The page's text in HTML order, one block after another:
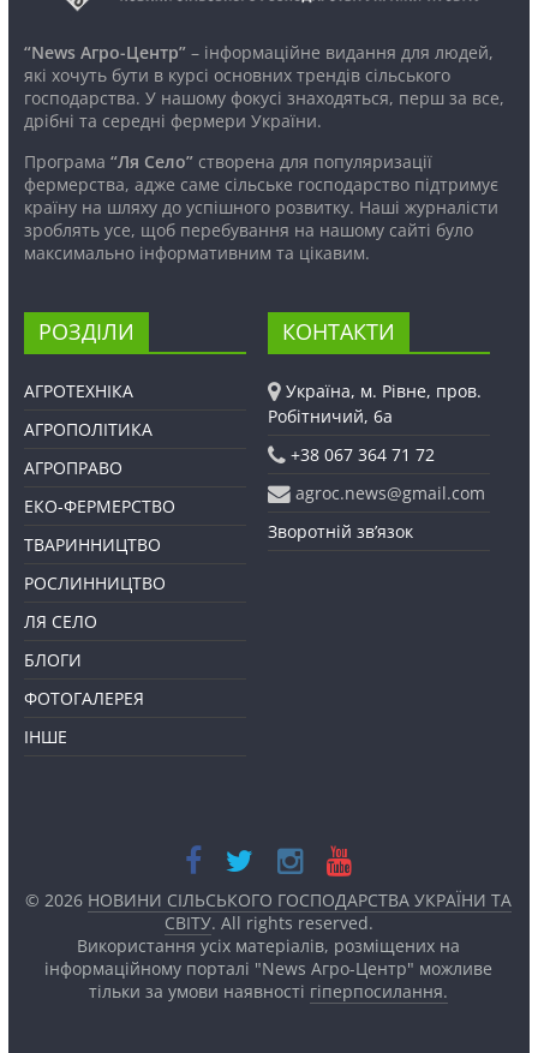
“News Агро-Центр”– інформаційне видання для людей,
які хочуть бути в курсі основних трендів сільського
господарства. У нашому фокусі знаходяться, перш за все,
дрібні та середні фермери України.
Програма “Ля Село”створена для популяризації
фермерства, адже саме сільське господарство підтримує
країну на шляху до успішного розвитку. Наші журналісти
зроблять усе, щоб перебування на нашому сайті було
максимально інформативним та цікавим.
РОЗДІЛИ
АГРОТЕХНІКА
АГРОПОЛІТИКА
АГРОПРАВО
ЕКО-ФЕРМЕРСТВО
ТВАРИННИЦТВО
РОСЛИННИЦТВО
ЛЯ СЕЛО
БЛОГИ
ФОТОГАЛЕРЕЯ
ІНШЕ
КОНТАКТИ
Україна, м. Рівне, пров.
Робітничий, 6а
+38 067 364 71 72
agroc.news@gmail.com
Зворотній зв’язок
© 2026 НОВИНИ СІЛЬСЬКОГО ГОСПОДАРСТВА УКРАЇНИ ТА
СВІТУ. All rights reserved.
Використання усіх матеріалів, розміщених на
інформаційному порталі "News Агро-Центр" можливе
тільки за умови наявності гіперпосилання.